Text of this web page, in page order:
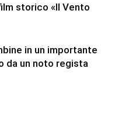
storico «Il Vento
in un importante
un noto regista